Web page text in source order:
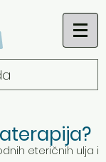
eteričnih ulja i